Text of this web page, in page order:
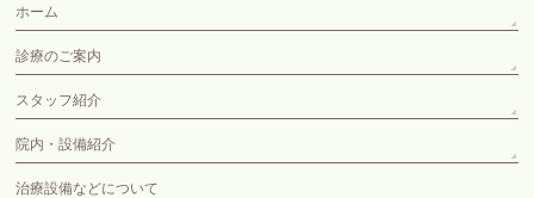
ホーム
診療のご案内
スタッフ紹介
院内・設備紹介
治療設備などについて